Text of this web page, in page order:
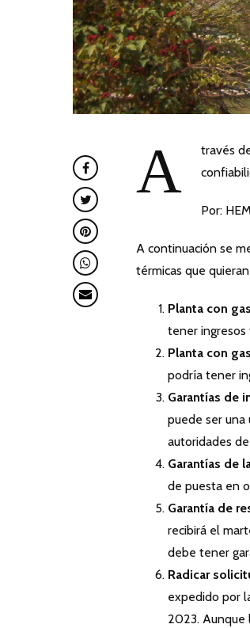
A
través
Por:
A continuación se
térmicas que
Planta con
tener ingresos
Planta con
podría tener
Garantías de
puede ser una
autoridades
Garantías de
de puesta en
Garantía de
recibirá el
debe tener
Radicar
expedido por
2023. Aunque